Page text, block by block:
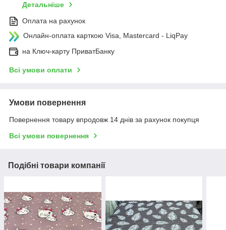
Детальніше
Оплата на рахунок
Онлайн-оплата карткою Visa, Mastercard - LiqPay
на Ключ-карту ПриватБанку
Всі умови оплати
Умови повернення
Повернення товару впродовж 14 днів за рахунок покупця
Всі умови повернення
Подібні товари компанії